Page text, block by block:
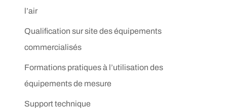
l’air
Qualification sur site des équipements
commercialisés
Formations pratiques à l’utilisation des
équipements de mesure
Support technique